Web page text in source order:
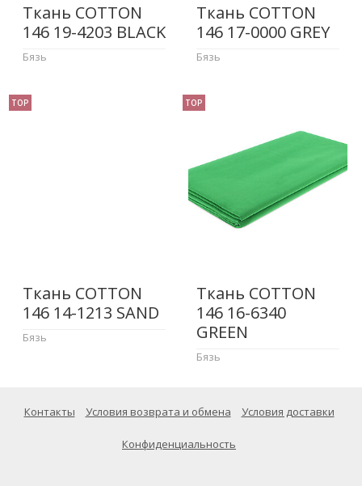
Ткань COTTON
146 19-4203 BLACK
Бязь
Ткань COTTON
146 17-0000 GREY
Бязь
TOP
Ткань COTTON
146 14-1213 SAND
Бязь
TOP
Ткань COTTON
146 16-6340
GREEN
Бязь
Контакты Условия возврата и обмена Условия доставки
Конфиденциальность